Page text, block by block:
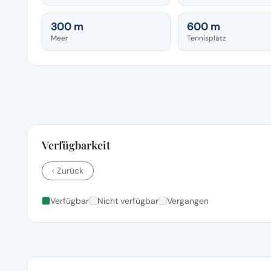
300 m
Meer
600 m
Tennisplatz
Verfügbarkeit
‹ Zurück
Verfügbar Nicht verfügbar Vergangen